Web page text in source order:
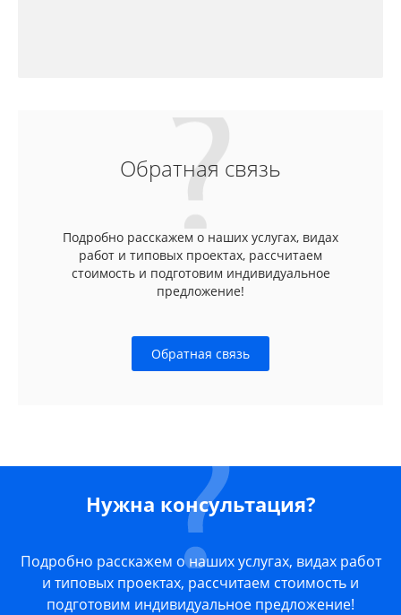
Обратная связь
Подробно расскажем о наших услугах, видах
работ и типовых проектах, рассчитаем
стоимость и подготовим индивидуальное
предложение!
Обратная связь
Нужна консультация?
Подробно расскажем о наших услугах, видах работ
и типовых проектах, рассчитаем стоимость и
подготовим индивидуальное предложение!